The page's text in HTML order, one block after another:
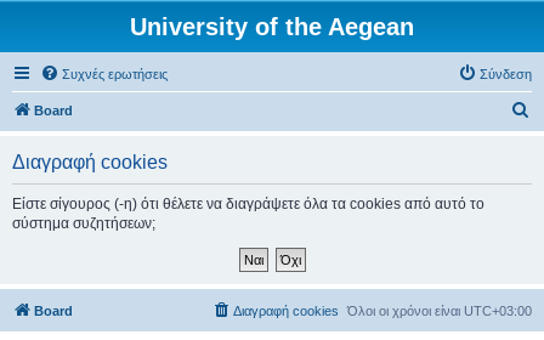
University of the Aegean
Συχνές ερωτήσεις Σύνδεση
Board
σ
Διαγραφή cookies
Είστε σίγουρος (-η) ότι θέλετε να διαγράψετε όλα τα cookies από αυτό το
σύστημα συζητήσεων;
Board Όλοι οι χρόνοι είναι UTC+03:00
Διαγραφή cookies